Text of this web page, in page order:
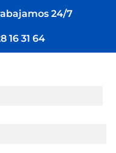
24/7
16 31 64